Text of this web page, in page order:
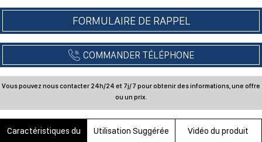
Caractéristiques du Utilisation Suggérée Vidéo du produit